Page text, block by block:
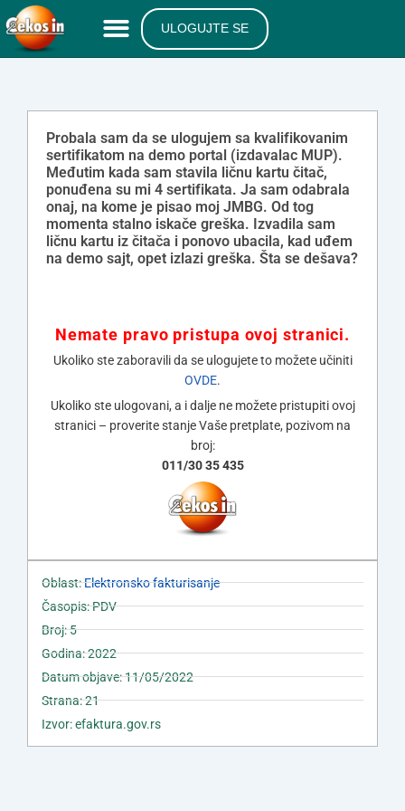
ULOGUJTE SE
Probala sam da se ulogujem sa kvalifikovanim
sertifikatom na demo portal (izdavalac MUP).
Međutim kada sam stavila ličnu kartu čitač,
ponuđena su mi 4 sertifikata. Ja sam odabrala
onaj, na kome je pisao moj JMBG. Od tog
momenta stalno iskače greška. Izvadila sam
ličnu kartu iz čitača i ponovo ubacila, kad uđem
na demo sajt, opet izlazi greška. Šta se dešava?
Nemate pravo pristupa ovoj stranici.
Ukoliko ste zaboravili da se ulogujete to možete učiniti
OVDE.
Ukoliko ste ulogovani, a i dalje ne možete pristupiti ovoj
stranici – proverite stanje Vaše pretplate, pozivom na
broj:
011/30 35 435
Oblast:Elektronsko fakturisanje
Časopis: PDV
Broj: 5
Godina: 2022
Datum objave: 11/05/2022
Strana: 21
Izvor: efaktura.gov.rs